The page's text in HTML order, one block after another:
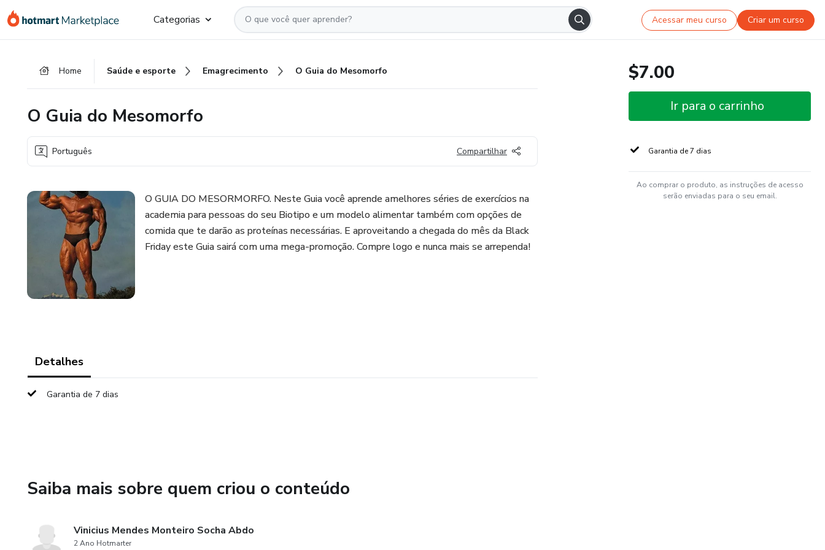
para
para
para
Categorias Acessar meu curso Criar um curso
Home Saúde e esporte Emagrecimento O Guia do Mesomorfo
O Guia do Mesomorfo
Português Compartilhar
O GUIA DO MESORMORFO. Neste Guia você aprende amelhores séries de exercícios na
academia para pessoas do seu Biotipo e um modelo alimentar também com opções de
comida que te darão as proteínas necessárias. E aproveitando a chegada do mês da Black
Friday este Guia sairá com uma mega-promoção. Compre logo e nunca mais se arrependa!
Detalhes
Garantia de 7 dias
Saiba mais sobre quem criou o conteúdo
Vinicius Mendes Monteiro Socha Abdo
2 Ano Hotmarter
$7.00
Ir para o carrinho
Garantia de 7 dias
Ao comprar o produto, as instruções de acesso
serão enviadas para o seu email.